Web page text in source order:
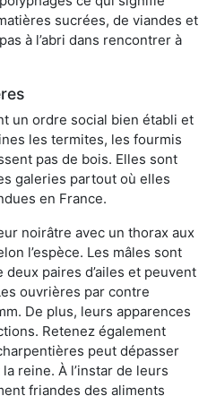
sucrées, de viandes et
à l’abri dans rencontrer à
un ordre social bien établi et
les termites, les fourmis
pas de bois. Elles sont
galeries partout où elles
en France.
noirâtre avec un thorax aux
l’espèce. Les mâles sont
paires d’ailes et peuvent
ouvrières par contre
De plus, leurs apparences
Retenez également
peut dépasser
reine. À l’instar de leurs
friandes des aliments